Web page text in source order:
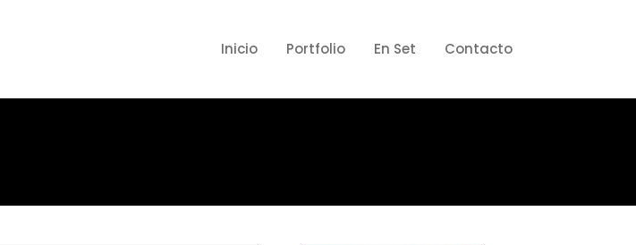
Inicio Portfolio En Set Contacto